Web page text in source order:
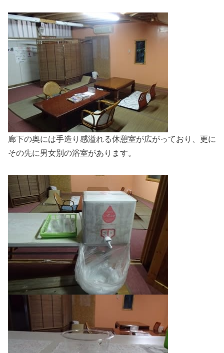
廊下の奥には手造り感溢れる休憩室が広がっており、更に
その先に男女別の浴室があります。